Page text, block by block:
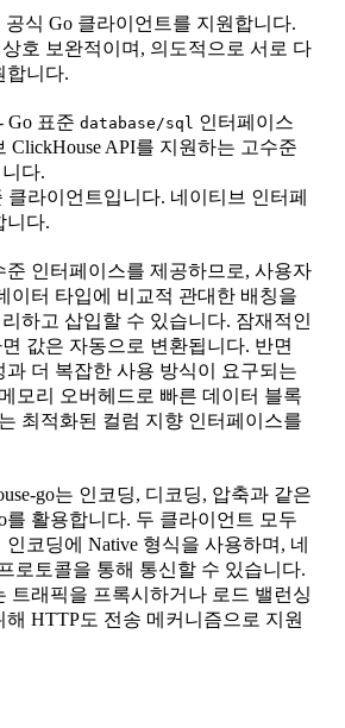
공식 Go 클라이언트를 지원합니다.
호 보완적이며, 의도적으로 서로 다
합니다.
Go 표준 database/sql 인터페이스
ClickHouse API를 지원하는 고수준
다.
클라이언트입니다. 네이티브 인터페
니다.
준 인터페이스를 제공하므로, 사용자
이터 타입에 비교적 관대한 배칭을
하고 삽입할 수 있습니다. 잠재적인
값은 자동으로 변환됩니다. 반면
과 더 복잡한 사용 방식이 요구되는
모리 오버헤드로 빠른 데이터 블록
최적화된 컬럼 지향 인터페이스를
go는 인코딩, 디코딩, 압축과 같은
를 활용합니다. 두 클라이언트 모두
코딩에 Native 형식을 사용하며, 네
로토콜을 통해 통신할 수 있습니다.
트래픽을 프록시하거나 로드 밸런싱
HTTP도 전송 메커니즘으로 지원